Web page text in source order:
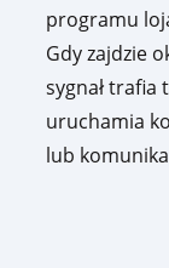
Logowanie
programu
Gdy zajdzie
sygnał trafia
uruchamia
lub